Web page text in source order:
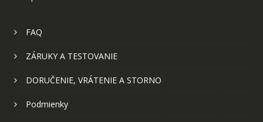
FAQ
ZÁRUKY A TESTOVANIE
DORUČENIE, VRÁTENIE A STORNO
Podmienky